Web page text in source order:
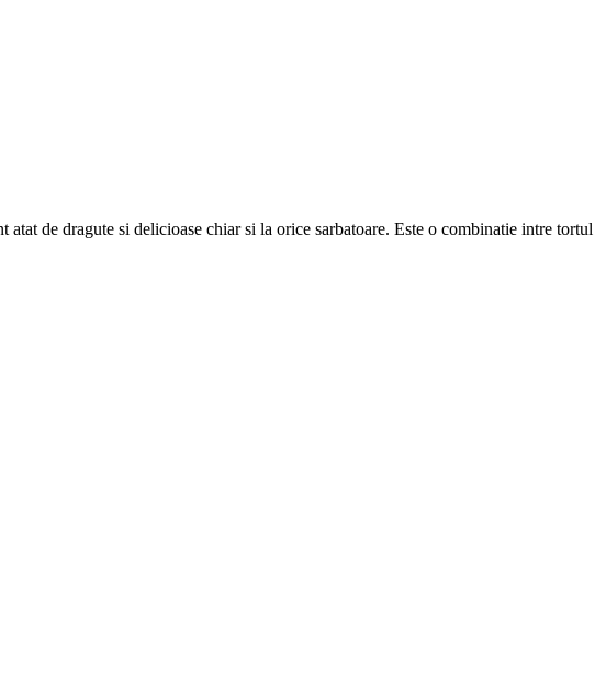
de dragute si delicioase chiar si la orice sarbatoare. Este o combinatie intre tortul